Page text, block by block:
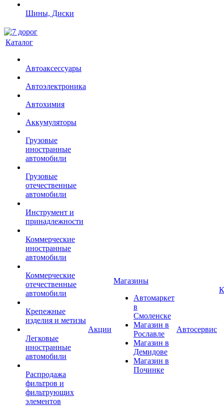
Шины, Диски
Каталог
Автоаксессуары
Автоэлектроника
Автохимия
Аккумуляторы
Грузовые
иностранные
автомобили
Грузовые
отечественные
автомобили
Инструмент и
принадлежности
Коммерческие
иностранные
автомобили
Коммерческие
отечественные
автомобили
Крепежные
изделия и метизы
Легковые
иностранные
автомобили
Распродажа
фильтров и
фильтрующих
элементов
Акции
Магазины
Автомаркет
в
Смоленске
Магазин в
Рославле
Магазин в
Демидове
Магазин в
Починке
Автосервис